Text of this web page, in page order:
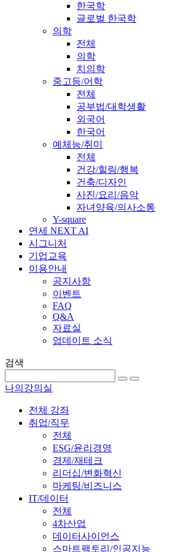
한국학
글로벌 한국학
의학
전체
의학
치의학
중고등/어학
전체
공부법/대학생활
외국어
한국어
예체능/취미
전체
건강/힐링/행복
건축/디자인
사진/요리/음악
자녀양육/의사소통
Y-square
연세 NEXT AI
시그니처
기업교육
이용안내
공지사항
이벤트
FAQ
Q&A
자료실
업데이트 소식
검색
나의강의실
전체 강좌
취업/직무
전체
ESG/윤리경영
경제/재테크
리더십/변화혁신
마케팅/비즈니스
IT/데이터
전체
4차산업
데이터사이언스
스마트팩토리/인공지능